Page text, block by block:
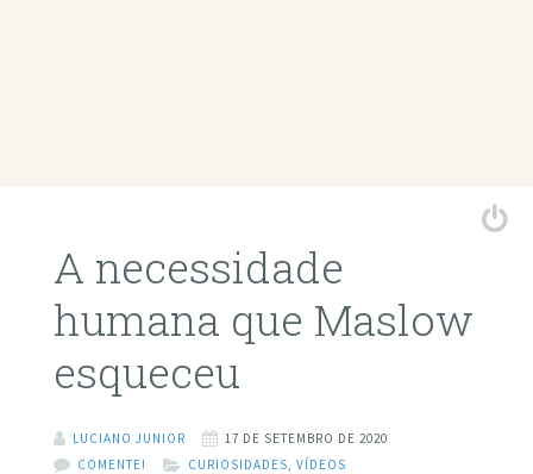
A necessidade
humana que Maslow
esqueceu
LUCIANO JUNIOR
17 DE SETEMBRO DE 2020
COMENTE!
CURIOSIDADES VÍDEOS